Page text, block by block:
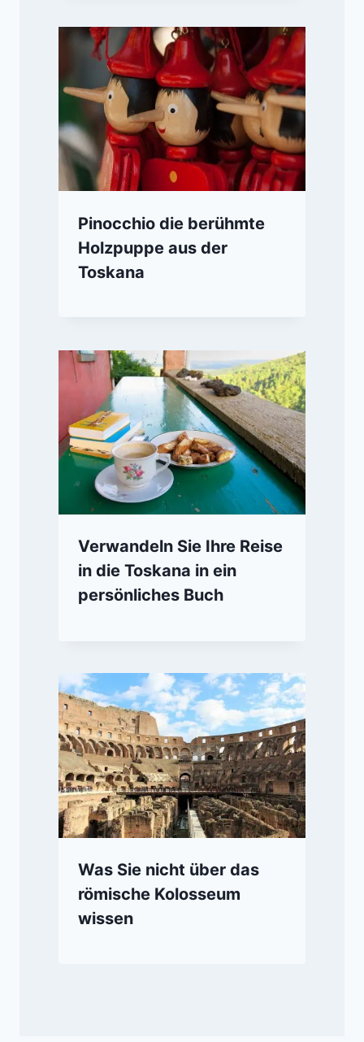
Pinocchio die berühmte
Holzpuppe aus der
Toskana
Verwandeln Sie Ihre Reise
in die Toskana in ein
persönliches Buch
Was Sie nicht über das
römische Kolosseum
wissen